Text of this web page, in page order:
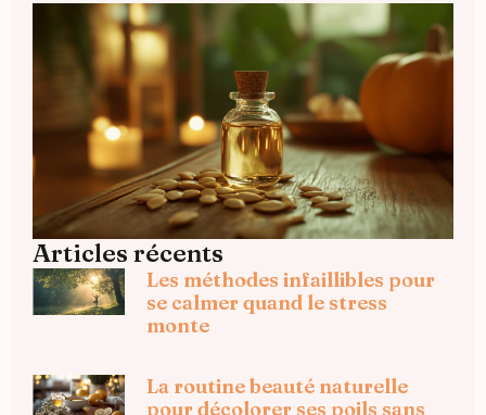
Articles récents
Les méthodes infaillibles pour
se calmer quand le stress
monte
La routine beauté naturelle
pour décolorer ses poils sans